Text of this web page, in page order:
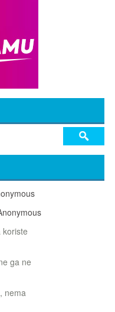
koriste
ga ne
nema